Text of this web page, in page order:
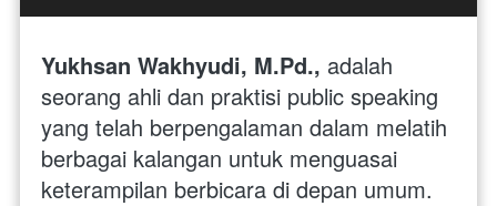
Yukhsan Wakhyudi, M.Pd., adalah
seorang ahli dan praktisi public speaking
yang telah berpengalaman dalam melatih
berbagai kalangan untuk menguasai
keterampilan berbicara di depan umum.